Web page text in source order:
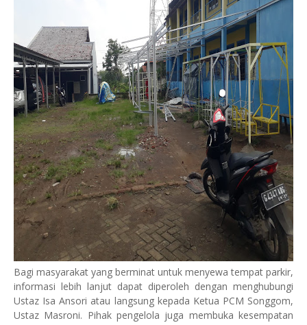
‎Bagi masyarakat yang berminat untuk menyewa tempat parkir,
informasi lebih lanjut dapat diperoleh dengan menghubungi
Ustaz Isa Ansori atau langsung kepada Ketua PCM Songgom,
Ustaz Masroni. Pihak pengelola juga membuka kesempatan